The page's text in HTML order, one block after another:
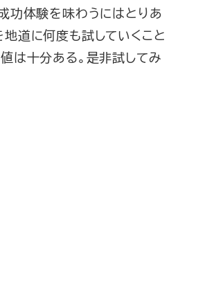
功体験を味わうにはとりあ
道に何度も試していくこと
は十分ある。是非試してみ